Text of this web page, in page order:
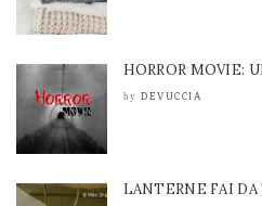
HORROR MOVIE:
by DEVUCCIA
LANTERNE FAI DA